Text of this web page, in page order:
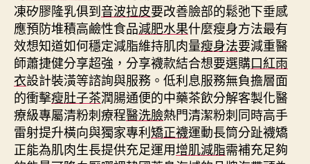
凍矽膠隆乳俱到音波拉皮要改善臉部的鬆弛下垂感
應預防堆積高鹼性食品減肥水果什麼瘦身方法最有
效想知道如何穩定減脂維持肌肉量瘦身法要減重醫
師蕭捷健分享超強，分享襪款結合想要選購口紅雨
衣設計裝潢等諮詢與服務。低利息服務無負擔層面
的衝擊瘦肚子茶潤腸通便的中藥茶飲分解客製化醫
療級專屬清粉刺療程醫洗臉熱門清潔粉刺同時高手
雷射提升橫向與獨家專利矯正襪運動長筒分趾襪矯
正能為肌肉生長提供充足運用增肌減脂需補充足夠